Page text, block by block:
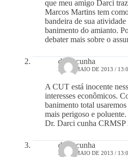
que meu amigo Darci
Marcos Martins tem
bandeira de sua
banimento do amianto.
debater mais sobre o
darci cunha
25 DE MAIO DE 2013 /
A CUT está inocente
interesses econômicos.
banimento total
mais perigoso e poluente.
Dr. Darci cunha CRMSP
darci cunha
25 DE MAIO DE 2013 /